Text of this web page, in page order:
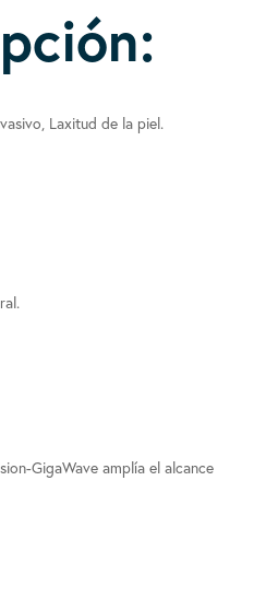
Laxitud de la piel.
GigaWave amplía el alcance